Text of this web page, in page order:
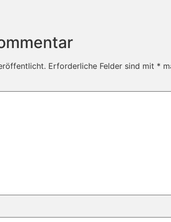
Erforderliche Felder sind mit *